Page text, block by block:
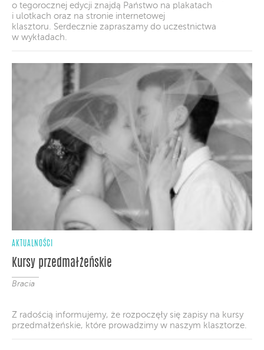
o tegorocznej edycji znajdą Państwo na plakatach
i ulotkach oraz na stronie internetowej
klasztoru. Serdecznie zapraszamy do uczestnictwa
w wykładach.
AKTUALNOŚCI
Kursy przedmałżeńskie
Bracia
Z radością informujemy, że rozpoczęły się zapisy na kursy
przedmałżeńskie, które prowadzimy w naszym klasztorze.